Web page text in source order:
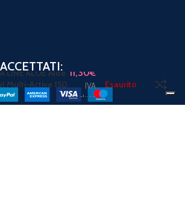
LINE ALOE Aloe
Multi-Active 150
11,30€
IVA
inclusa
Esaurito